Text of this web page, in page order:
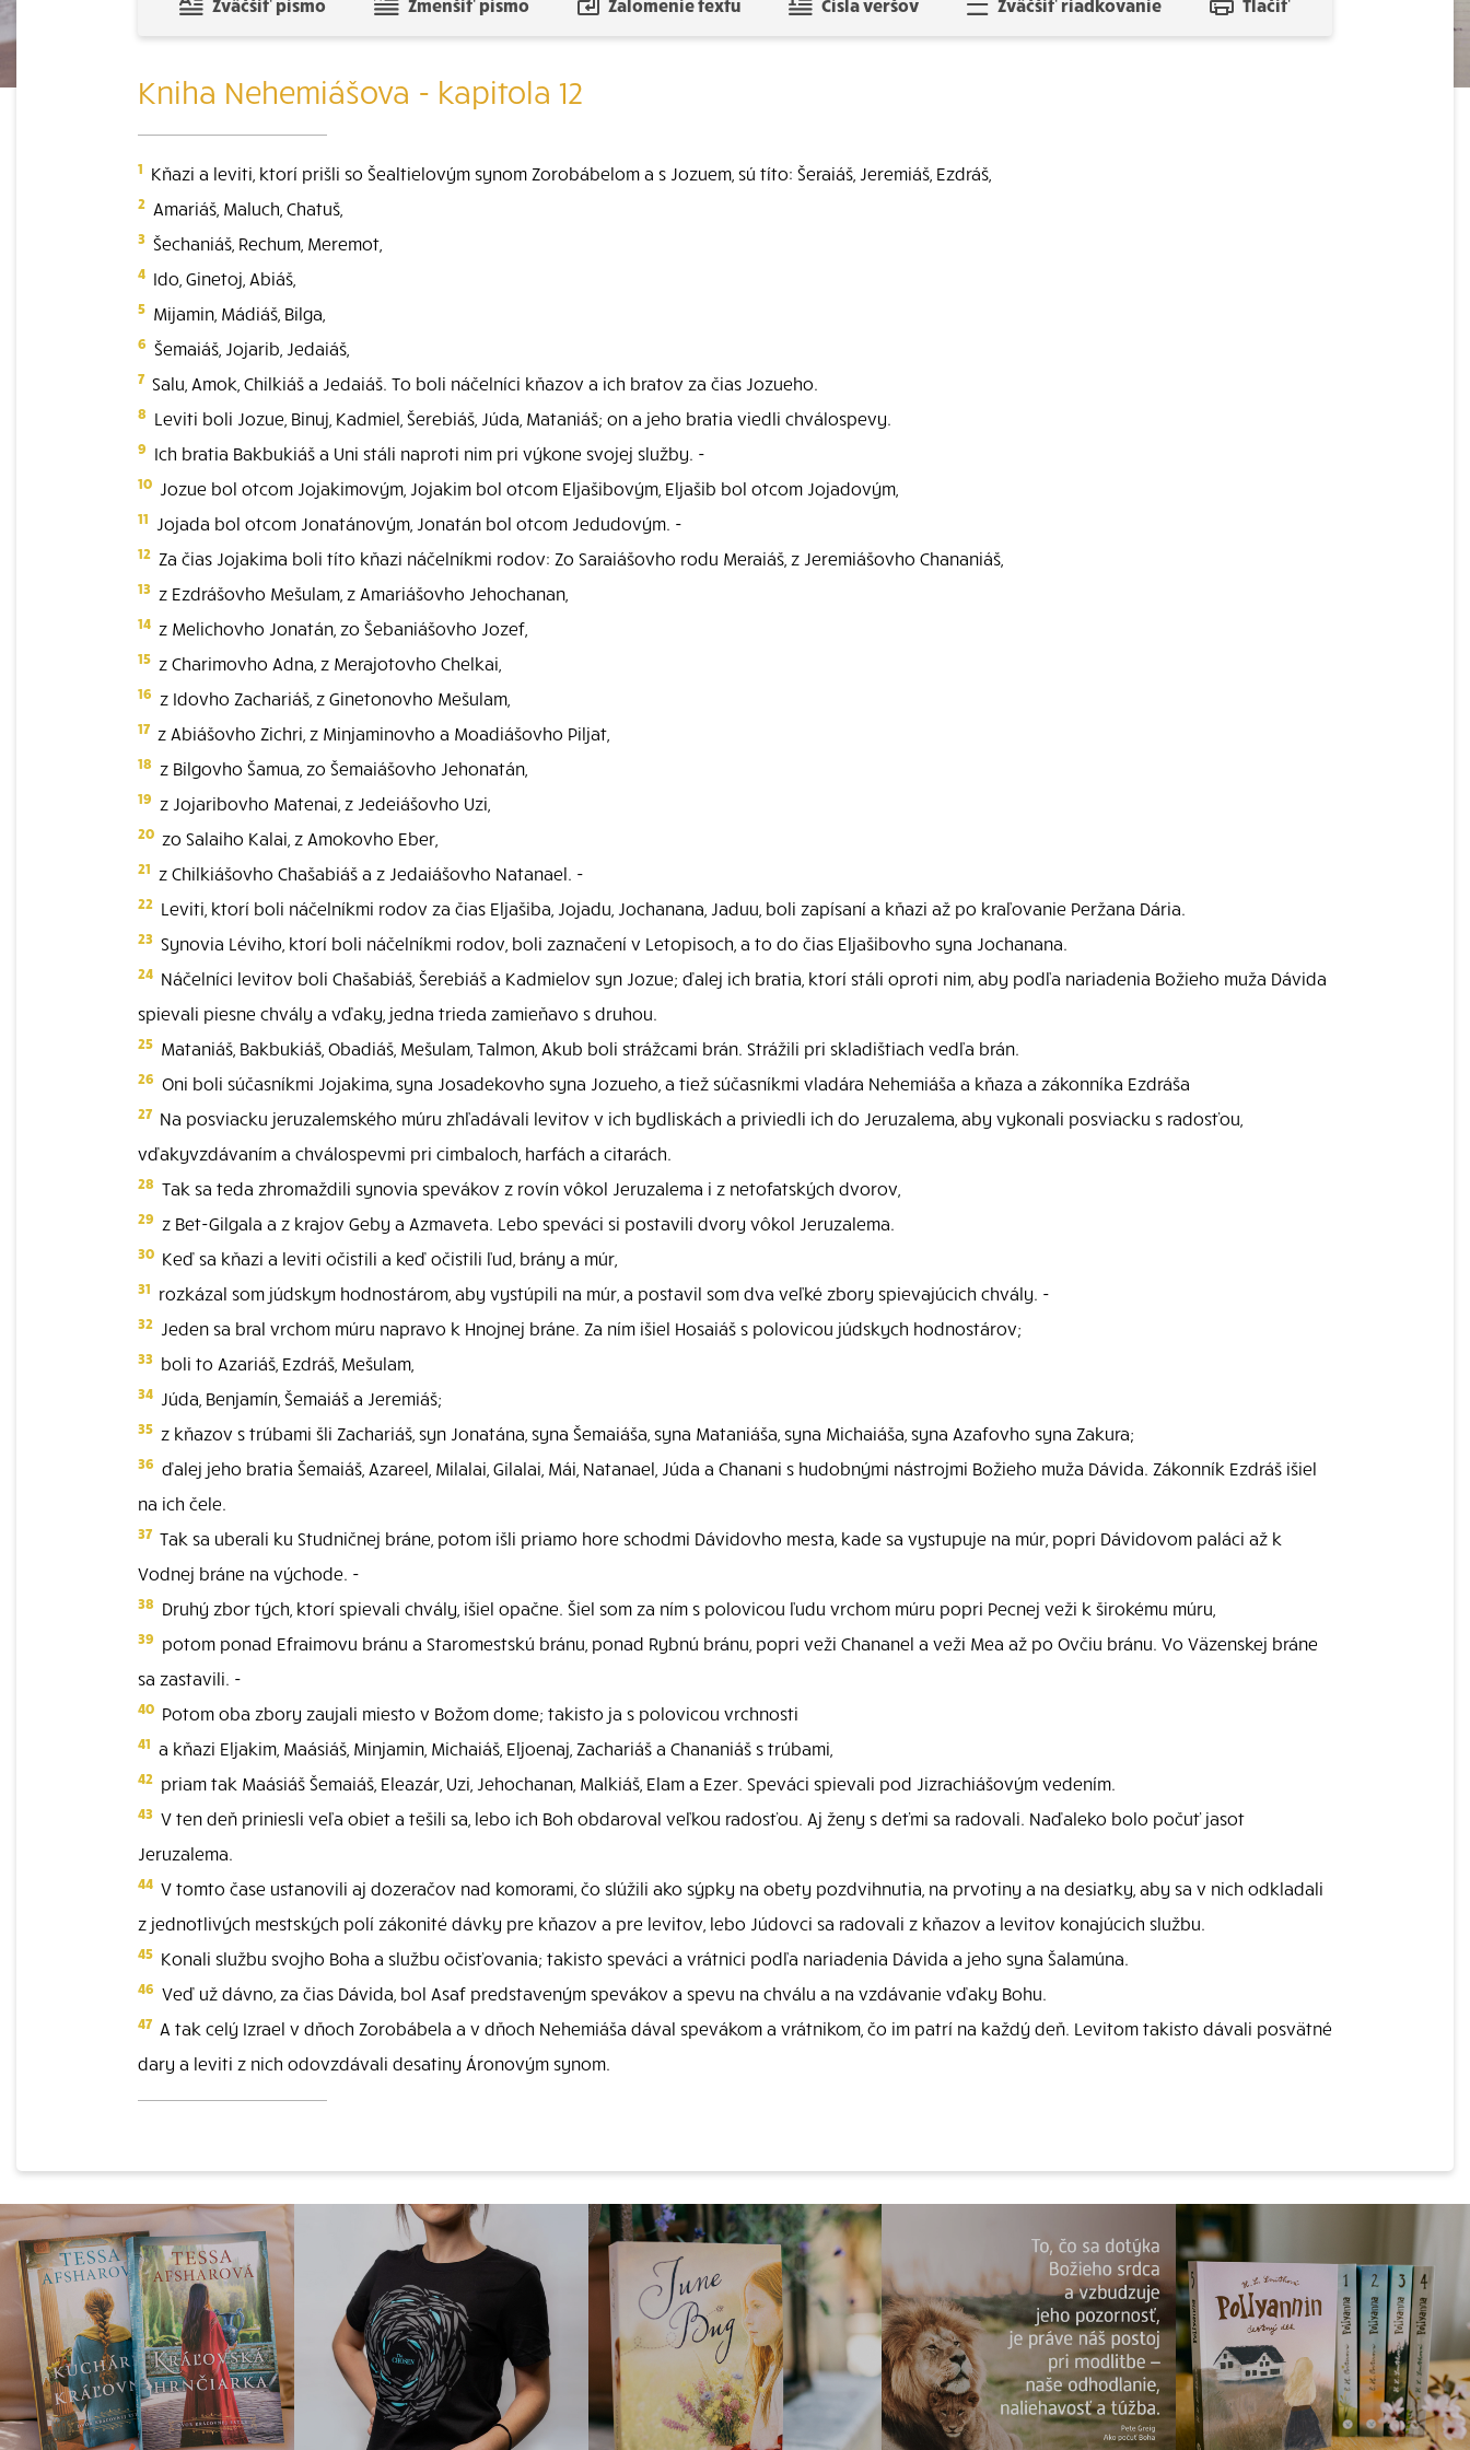
Kniha Nehemiášova - kapitola 12
1 Kňazi a leviti, ktorí prišli so Šealtielovým synom Zorobábelom a s Jozuem, sú títo: Šeraiáš, Jeremiáš, Ezdráš,
2 Amariáš, Maluch, Chatuš,
3 Šechaniáš, Rechum, Meremot,
4 Ido, Ginetoj, Abiáš,
5 Mijamin, Mádiáš, Bilga,
6 Šemaiáš, Jojarib, Jedaiáš,
7 Salu, Amok, Chilkiáš a Jedaiáš. To boli náčelníci kňazov a ich bratov za čias Jozueho.
8 Leviti boli Jozue, Binuj, Kadmiel, Šerebiáš, Júda, Mataniáš; on a jeho bratia viedli chválospevy.
9 Ich bratia Bakbukiáš a Uni stáli naproti nim pri výkone svojej služby. -
10 Jozue bol otcom Jojakimovým, Jojakim bol otcom Eljašibovým, Eljašib bol otcom Jojadovým,
11 Jojada bol otcom Jonatánovým, Jonatán bol otcom Jedudovým. -
12 Za čias Jojakima boli títo kňazi náčelníkmi rodov: Zo Saraiášovho rodu Meraiáš, z Jeremiášovho Chananiáš,
13 z Ezdrášovho Mešulam, z Amariášovho Jehochanan,
14 z Melichovho Jonatán, zo Šebaniášovho Jozef,
15 z Charimovho Adna, z Merajotovho Chelkai,
16 z Idovho Zachariáš, z Ginetonovho Mešulam,
17 z Abiášovho Zichri, z Minjaminovho a Moadiášovho Piljat,
18 z Bilgovho Šamua, zo Šemaiášovho Jehonatán,
19 z Jojaribovho Matenai, z Jedeiášovho Uzi,
20 zo Salaiho Kalai, z Amokovho Eber,
21 z Chilkiášovho Chašabiáš a z Jedaiášovho Natanael. -
22 Leviti, ktorí boli náčelníkmi rodov za čias Eljašiba, Jojadu, Jochanana, Jaduu, boli zapísaní a kňazi až po kraľovanie Peržana Dária.
23 Synovia Léviho, ktorí boli náčelníkmi rodov, boli zaznačení v Letopisoch, a to do čias Eljašibovho syna Jochanana.
24 Náčelníci levitov boli Chašabiáš, Šerebiáš a Kadmielov syn Jozue; ďalej ich bratia, ktorí stáli oproti nim, aby podľa nariadenia Božieho muža Dávida
spievali piesne chvály a vďaky, jedna trieda zamieňavo s druhou.
25 Mataniáš, Bakbukiáš, Obadiáš, Mešulam, Talmon, Akub boli strážcami brán. Strážili pri skladištiach vedľa brán.
26 Oni boli súčasníkmi Jojakima, syna Josadekovho syna Jozueho, a tiež súčasníkmi vladára Nehemiáša a kňaza a zákonníka Ezdráša
27 Na posviacku jeruzalemského múru zhľadávali levitov v ich bydliskách a priviedli ich do Jeruzalema, aby vykonali posviacku s radosťou,
vďakyvzdávaním a chválospevmi pri cimbaloch, harfách a citarách.
28 Tak sa teda zhromaždili synovia spevákov z rovín vôkol Jeruzalema i z netofatských dvorov,
29 z Bet-Gilgala a z krajov Geby a Azmaveta. Lebo speváci si postavili dvory vôkol Jeruzalema.
30 Keď sa kňazi a leviti očistili a keď očistili ľud, brány a múr,
31 rozkázal som júdskym hodnostárom, aby vystúpili na múr, a postavil som dva veľké zbory spievajúcich chvály. -
32 Jeden sa bral vrchom múru napravo k Hnojnej bráne. Za ním išiel Hosaiáš s polovicou júdskych hodnostárov;
33 boli to Azariáš, Ezdráš, Mešulam,
34 Júda, Benjamín, Šemaiáš a Jeremiáš;
35 z kňazov s trúbami šli Zachariáš, syn Jonatána, syna Šemaiáša, syna Mataniáša, syna Michaiáša, syna Azafovho syna Zakura;
36 ďalej jeho bratia Šemaiáš, Azareel, Milalai, Gilalai, Mái, Natanael, Júda a Chanani s hudobnými nástrojmi Božieho muža Dávida. Zákonník Ezdráš išiel
na ich čele.
37 Tak sa uberali ku Studničnej bráne, potom išli priamo hore schodmi Dávidovho mesta, kade sa vystupuje na múr, popri Dávidovom paláci až k
Vodnej bráne na východe. -
38 Druhý zbor tých, ktorí spievali chvály, išiel opačne. Šiel som za ním s polovicou ľudu vrchom múru popri Pecnej veži k širokému múru,
39 potom ponad Efraimovu bránu a Staromestskú bránu, ponad Rybnú bránu, popri veži Chananel a veži Mea až po Ovčiu bránu. Vo Väzenskej bráne
sa zastavili. -
40 Potom oba zbory zaujali miesto v Božom dome; takisto ja s polovicou vrchnosti
41 a kňazi Eljakim, Maásiáš, Minjamin, Michaiáš, Eljoenaj, Zachariáš a Chananiáš s trúbami,
42 priam tak Maásiáš Šemaiáš, Eleazár, Uzi, Jehochanan, Malkiáš, Elam a Ezer. Speváci spievali pod Jizrachiášovým vedením.
43 V ten deň priniesli veľa obiet a tešili sa, lebo ich Boh obdaroval veľkou radosťou. Aj ženy s deťmi sa radovali. Naďaleko bolo počuť jasot
Jeruzalema.
44 V tomto čase ustanovili aj dozeračov nad komorami, čo slúžili ako sýpky na obety pozdvihnutia, na prvotiny a na desiatky, aby sa v nich odkladali
z jednotlivých mestských polí zákonité dávky pre kňazov a pre levitov, lebo Júdovci sa radovali z kňazov a levitov konajúcich službu.
45 Konali službu svojho Boha a službu očisťovania; takisto speváci a vrátnici podľa nariadenia Dávida a jeho syna Šalamúna.
46 Veď už dávno, za čias Dávida, bol Asaf predstaveným spevákov a spevu na chválu a na vzdávanie vďaky Bohu.
47 A tak celý Izrael v dňoch Zorobábela a v dňoch Nehemiáša dával spevákom a vrátnikom, čo im patrí na každý deň. Levitom takisto dávali posvätné
dary a leviti z nich odovzdávali desatiny Áronovým synom.